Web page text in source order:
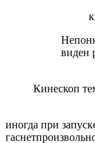
виден
Кинескоп
иногда при